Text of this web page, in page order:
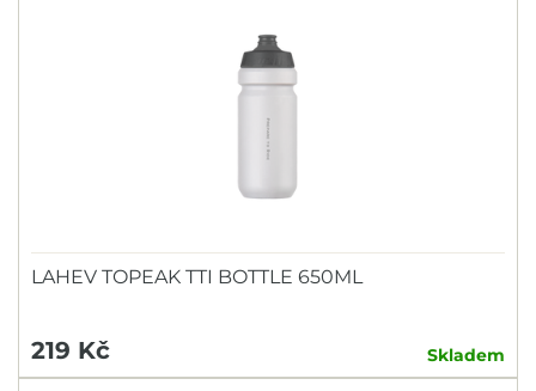
LAHEV TOPEAK TTI BOTTLE 650ML
219 Kč Skladem